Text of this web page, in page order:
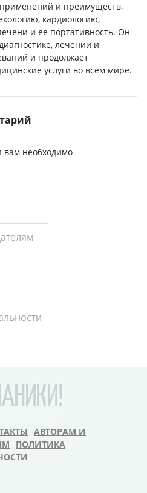
и преимуществ,
кардиологию,
и ее портативность. Он
лечении и
и продолжает
услуги во всем мире.
вам необходимо
АВТОРАМ И
ПОЛИТИКА